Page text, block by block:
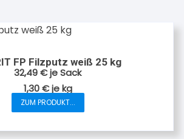
FP Filzputz weiß 25 kg
32,49€je Sack
1,30€jekg
ZUM PRODUKT...
Dieses